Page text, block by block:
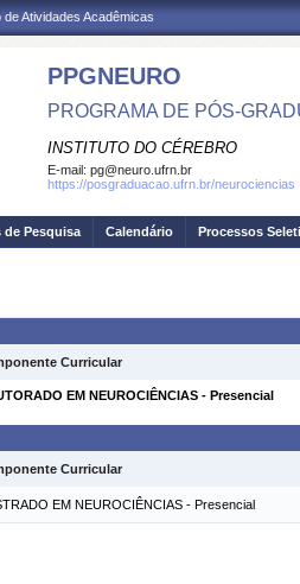
Atividades Acadêmicas
PPGNEURO
PROGRAMA DE PÓS-
INSTITUTO DO CÉREBRO
E-mail: pg@neuro.ufrn.br
https://posgraduacao.ufrn.br/neurociencias
de Pesquisa Calendário Processos
Curricular
EM NEUROCIÊNCIAS - Presencial
Curricular
EM NEUROCIÊNCIAS - Presencial